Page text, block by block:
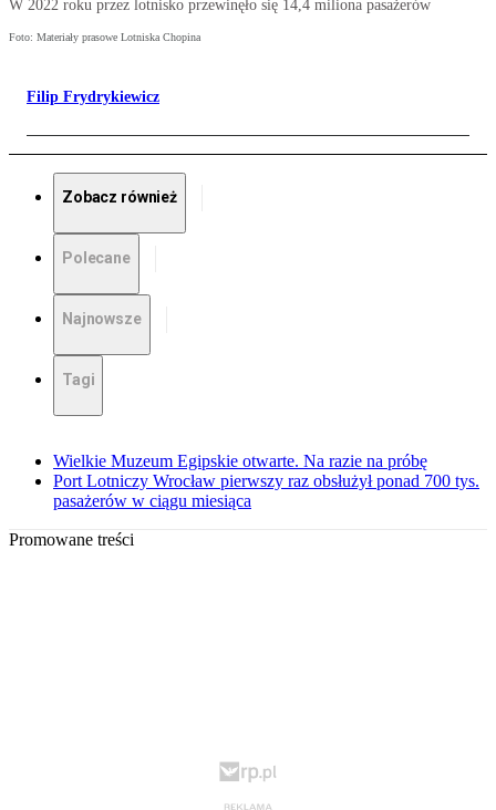
W 2022 roku przez lotnisko przewinęło się 14,4 miliona pasażerów
Foto: Materiały prasowe Lotniska Chopina
Filip Frydrykiewicz
Zobacz również
Polecane
Najnowsze
Tagi
Wielkie Muzeum Egipskie otwarte. Na razie na próbę
Port Lotniczy Wrocław pierwszy raz obsłużył ponad 700 tys.
pasażerów w ciągu miesiąca
Promowane treści